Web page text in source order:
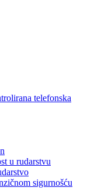
telefonska
u rudarstvu
sigurnošću